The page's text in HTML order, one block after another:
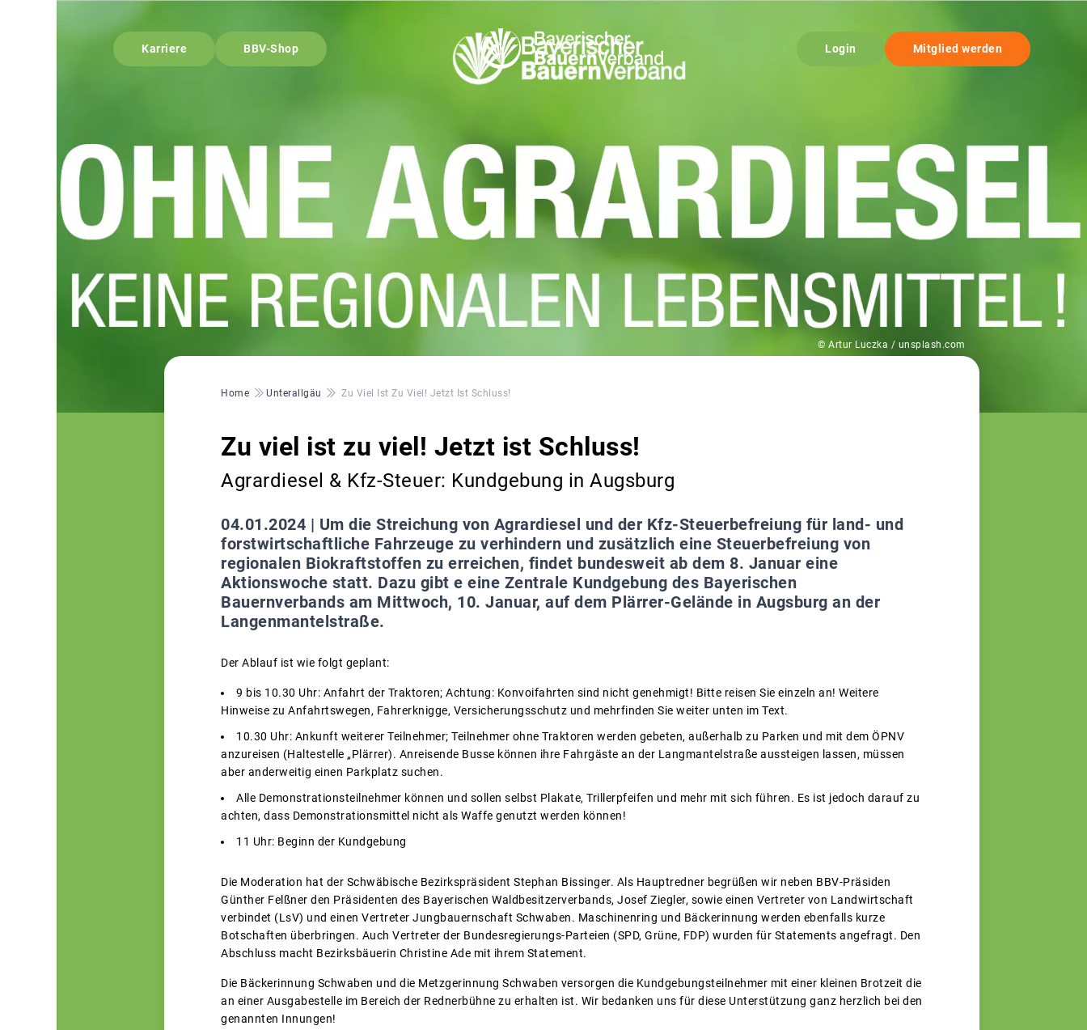
Karriere BBV-Shop Login Mitglied werden
© Artur Luczka / unsplash.com
Pfadnavigation
Home Unterallgäu Zu Viel Ist Zu Viel! Jetzt Ist Schluss!
Zu viel ist zu viel! Jetzt ist Schluss!
Agrardiesel & Kfz-Steuer: Kundgebung in Augsburg
04.01.2024 | Um die Streichung von Agrardiesel und der Kfz-Steuerbefreiung für land- und
forstwirtschaftliche Fahrzeuge zu verhindern und zusätzlich eine Steuerbefreiung von
regionalen Biokraftstoffen zu erreichen, findet bundesweit ab dem 8. Januar eine
Aktionswoche statt. Dazu gibt e eine Zentrale Kundgebung des Bayerischen
Bauernverbands am Mittwoch, 10. Januar, auf dem Plärrer-Gelände in Augsburg an der
Langenmantelstraße.
Der Ablauf ist wie folgt geplant:
9 bis 10.30 Uhr: Anfahrt der Traktoren; Achtung: Konvoifahrten sind nicht genehmigt! Bitte reisen Sie einzeln an! Weitere
Hinweise zu Anfahrtswegen, Fahrerknigge, Versicherungsschutz und mehrfinden Sie weiter unten im Text.
10.30 Uhr: Ankunft weiterer Teilnehmer; Teilnehmer ohne Traktoren werden gebeten, außerhalb zu Parken und mit dem ÖPNV
anzureisen (Haltestelle „Plärrer). Anreisende Busse können ihre Fahrgäste an der Langmantelstraße aussteigen lassen, müssen
aber anderweitig einen Parkplatz suchen.
Alle Demonstrationsteilnehmer können und sollen selbst Plakate, Trillerpfeifen und mehr mit sich führen. Es ist jedoch darauf zu
achten, dass Demonstrationsmittel nicht als Waffe genutzt werden können!
11 Uhr: Beginn der Kundgebung
Die Moderation hat der Schwäbische Bezirkspräsident Stephan Bissinger. Als Hauptredner begrüßen wir neben BBV-Präsiden
Günther Felßner den Präsidenten des Bayerischen Waldbesitzerverbands, Josef Ziegler, sowie einen Vertreter von Landwirtschaft
verbindet (LsV) und einen Vertreter Jungbauernschaft Schwaben. Maschinenring und Bäckerinnung werden ebenfalls kurze
Botschaften überbringen. Auch Vertreter der Bundesregierungs-Parteien (SPD, Grüne, FDP) wurden für Statements angefragt. Den
Abschluss macht Bezirksbäuerin Christine Ade mit ihrem Statement.
Die Bäckerinnung Schwaben und die Metzgerinnung Schwaben versorgen die Kundgebungsteilnehmer mit einer kleinen Brotzeit die
an einer Ausgabestelle im Bereich der Rednerbühne zu erhalten ist. Wir bedanken uns für diese Unterstützung ganz herzlich bei den
genannten Innungen!